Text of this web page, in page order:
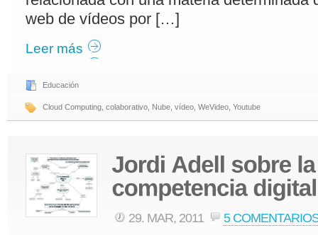
web de vídeos por […]
Leer más
Educación
Cloud Computing colaborativo Nube vídeo WeVideo Youtube
29. MAR, 2011 5